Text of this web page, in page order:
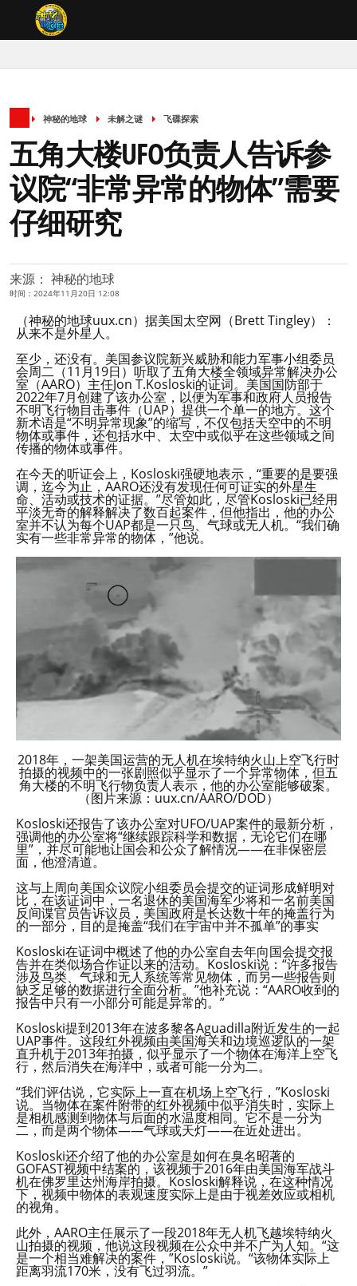
神秘的地球 未解之谜 飞碟探索
五角大楼UFO负责人告诉参
议院“非常异常的物体”需要
仔细研究
来源： 神秘的地球
时间：2024年11月20日 12:08
（神秘的地球uux.cn）据美国太空网（Brett Tingley）：
从来不是外星人。
至少，还没有。美国参议院新兴威胁和能力军事小组委员
会周二（11月19日）听取了五角大楼全领域异常解决办公
室（AARO）主任Jon T.Kosloski的证词。美国国防部于
2022年7月创建了该办公室，以便为军事和政府人员报告
不明飞行物目击事件（UAP）提供一个单一的地方。这个
新术语是“不明异常现象”的缩写，不仅包括天空中的不明
物体或事件，还包括水中、太空中或似乎在这些领域之间
传播的物体或事件。
在今天的听证会上，Kosloski强硬地表示，“重要的是要强
调，迄今为止，AARO还没有发现任何可证实的外星生
命、活动或技术的证据。”尽管如此，尽管Kosloski已经用
平淡无奇的解释解决了数百起案件，但他指出，他的办公
室并不认为每个UAP都是一只鸟、气球或无人机。“我们确
实有一些非常异常的物体，”他说。
2018年，一架美国运营的无人机在埃特纳火山上空飞行时
拍摄的视频中的一张剧照似乎显示了一个异常物体，但五
角大楼的不明飞行物负责人表示，他的办公室能够破案。
（图片来源：uux.cn/AARO/DOD）
Kosloski还报告了该办公室对UFO/UAP案件的最新分析，
强调他的办公室将“继续跟踪科学和数据，无论它们在哪
里”，并尽可能地让国会和公众了解情况——在非保密层
面，他澄清道。
这与上周向美国众议院小组委员会提交的证词形成鲜明对
比，在该证词中，一名退休的美国海军少将和一名前美国
反间谍官员告诉议员，美国政府是长达数十年的掩盖行为
的一部分，目的是掩盖“我们在宇宙中并不孤单”的事实
Kosloski在证词中概述了他的办公室自去年向国会提交报
告并在类似场合作证以来的活动。Kosloski说：“许多报告
涉及鸟类、气球和无人系统等常见物体，而另一些报告则
缺乏足够的数据进行全面分析。”他补充说：“AARO收到的
报告中只有一小部分可能是异常的。”
Kosloski提到2013年在波多黎各Aguadilla附近发生的一起
UAP事件。这段红外视频由美国海关和边境巡逻队的一架
直升机于2013年拍摄，似乎显示了一个物体在海洋上空飞
行，然后消失在海洋中，或者可能一分为二。
“我们评估说，它实际上一直在机场上空飞行，”Kosloski
说。当物体在案件附带的红外视频中似乎消失时，实际上
是相机感测到物体与后面的水温度相同。它不是一分为
二，而是两个物体——气球或天灯——在近处进出。
Kosloski还介绍了他的办公室是如何在臭名昭著的
GOFAST视频中结案的，该视频于2016年由美国海军战斗
机在佛罗里达州海岸拍摄。Kosloski解释说，在这种情况
下，视频中物体的表观速度实际上是由于视差效应或相机
的视角。
此外，AARO主任展示了一段2018年无人机飞越埃特纳火
山拍摄的视频，他说这段视频在公众中并不广为人知。“这
是一个相当难解决的案件，”Kosloski说。“该物体实际上
距离羽流170米，没有飞过羽流。”